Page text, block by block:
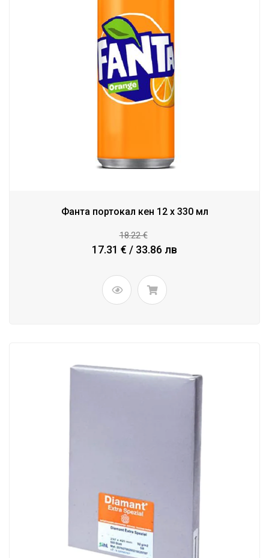
Фанта портокал кен 12 x 330 мл
18.22 €
17.31 € / 33.86 лв